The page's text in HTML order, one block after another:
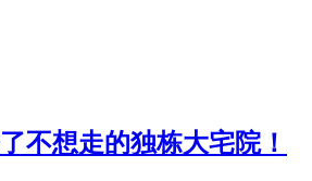
不想走的独栋大宅院！